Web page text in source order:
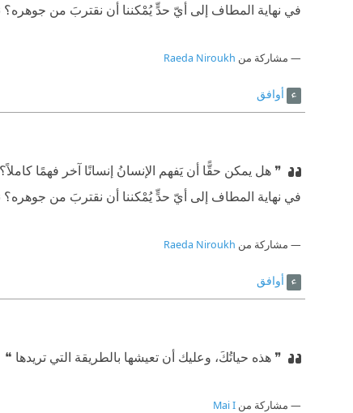
في نهاية المطاف إلى أيّ حدٍّ يُمْكننا أن نقتربَ من جوهره؟
مشاركة من Raeda Niroukh
أوافق
❞ هل يمكن حقًّا أن يَفهم الإنسانُ إنسانًا آخر فهمًا كاملاً؟
في نهاية المطاف إلى أيّ حدٍّ يُمْكننا أن نقتربَ من جوهره؟
مشاركة من Raeda Niroukh
أوافق
❞ هذه حياتُكَ، وعليك أن تعيشها بالطريقة التي تريدها ❝
مشاركة منMai I